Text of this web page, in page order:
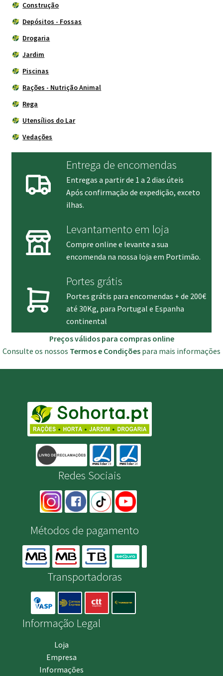
Construção
Depósitos - Fossas
Drogaria
Jardim
Piscinas
Rações - Nutrição Animal
Rega
Utensílios do Lar
Vedações
Entrega de encomendas
Entregas a partir de 1 a 2 dias úteis
Após confirmação de expedição, exceto
ilhas.
Levantamento em loja
Compre online e levante a sua
encomenda na nossa loja em Portimão.
Portes grátis
Portes grátis para encomendas + de 200€
até 30Kg, para Portugal e Espanha
continental
Preços válidos para compras online
Consulte os nossos Termos e Condições para mais informações
Redes Sociais
Métodos de pagamento
Transportadoras
Informação Legal
Loja
Empresa
Informações